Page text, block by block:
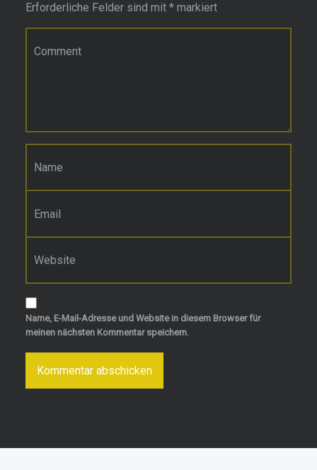
Erforderliche Felder sind mit *markiert
Name
*
Website
Name, E-Mail-Adresse und Website in diesem Browser für
meinen nächsten Kommentar speichern.